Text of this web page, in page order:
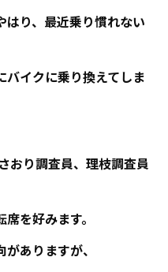
はり、最近乗り慣れない
イクに乗り換えてしま
おり調査員、理枝調査員
を好みます。
ありますが、